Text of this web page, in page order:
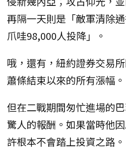
再隔一天則是「敵軍清除
爪哇98,000人投降」。
哦，還有，紐約證券交易
蕭條結束以來的所有漲幅。
但在二戰期間匆忙進場的
驚人的報酬。如果當時他
許根本不會踏上投資之路。